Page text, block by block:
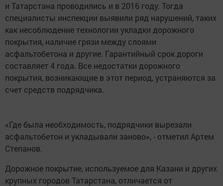
и Татарстана проводились и в 2016 году. Тогда
специалисты инспекции выявили ряд нарушений, таких
как несоблюдение технологии укладки дорожного
покрытия, наличие грязи между слоями
асфальтобетона и другие. Гарантийный срок дороги
составляет 4 года. Все недостатки дорожного
покрытия, возникающие в этот период, устраняются за
счет средств подрядчика.
«Где была необходимость, подрядчики вырезали
асфальтобетон и укладывали заново», - отметил Артем
Степанов.
Дорожное покрытие, используемое для Казани и других
крупных городов Татарстана, отличается от